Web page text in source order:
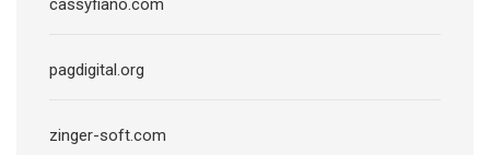
pagdigital.org
zinger-soft.com